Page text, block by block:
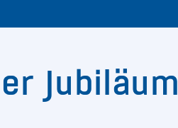
Jubiläum